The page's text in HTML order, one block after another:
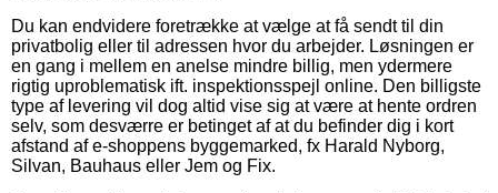
Du kan endvidere foretrække at vælge at få sendt til din
privatbolig eller til adressen hvor du arbejder. Løsningen er
en gang i mellem en anelse mindre billig, men ydermere
rigtig uproblematisk ift. inspektionsspejl online. Den billigste
type af levering vil dog altid vise sig at være at hente ordren
selv, som desværre er betinget af at du befinder dig i kort
afstand af e-shoppens byggemarked, fx Harald Nyborg,
Silvan, Bauhaus eller Jem og Fix.